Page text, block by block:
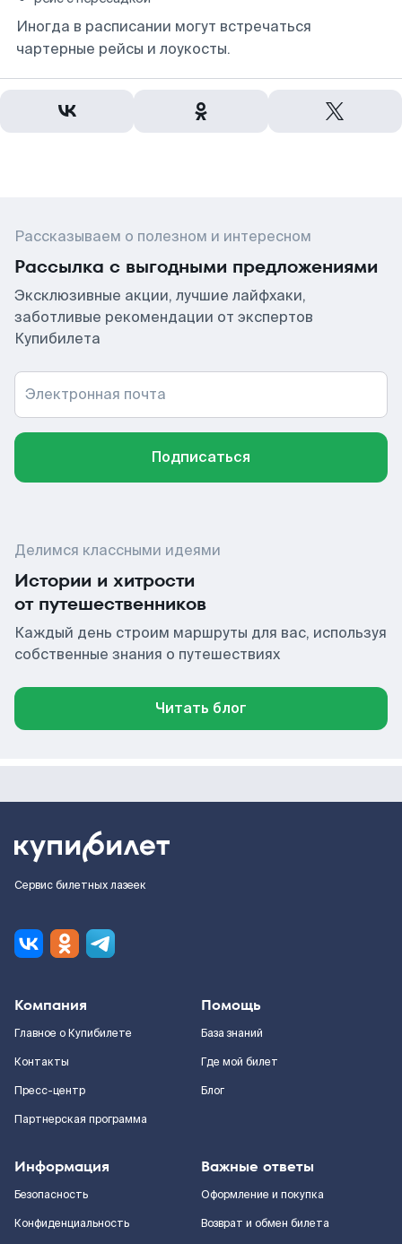
Иногда в расписании могут встречаться
чартерные рейсы и лоукосты.
Рассказываем о полезном и интересном
Рассылка с выгодными предложениями
Эксклюзивные акции, лучшие лайфхаки,
заботливые рекомендации от экспертов
Купибилета
Электронная почта
Подписаться
Делимся классными идеями
Истории и хитрости
от путешественников
Каждый день строим маршруты для вас, используя
собственные знания о путешествиях
Читать блог
Сервис билетных лазеек
Компания
Главное о Купибилете
Контакты
Пресс-центр
Партнерская программа
Помощь
База знаний
Где мой билет
Блог
Информация
Безопасность
Конфиденциальность
Важные ответы
Оформление и покупка
Возврат и обмен билета